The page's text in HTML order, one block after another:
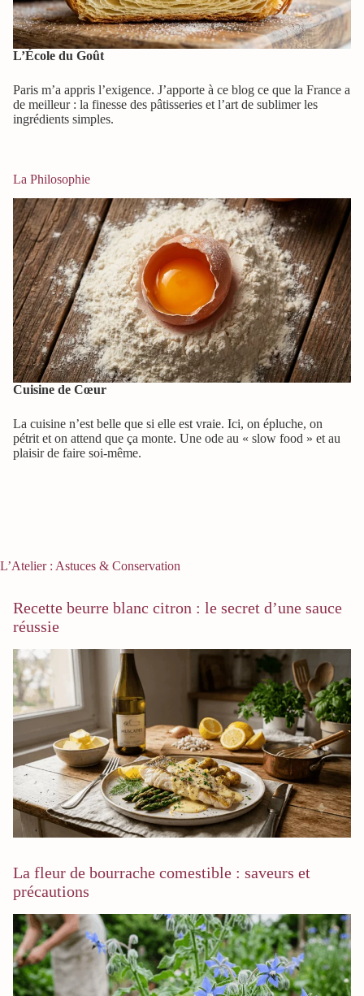
L’École du Goût
Paris m’a appris l’exigence. J’apporte à ce blog ce que la France a
de meilleur : la finesse des pâtisseries et l’art de sublimer les
ingrédients simples.
La Philosophie
Cuisine de Cœur
La cuisine n’est belle que si elle est vraie. Ici, on épluche, on
pétrit et on attend que ça monte. Une ode au « slow food » et au
plaisir de faire soi-même.
L’Atelier : Astuces & Conservation
Recette beurre blanc citron : le secret d’une sauce
réussie
La fleur de bourrache comestible : saveurs et
précautions